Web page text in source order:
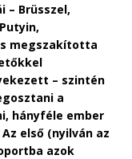
– Brüsszel,
megszakította
– szintén
a
hányféle ember
első (nyilván az
azok